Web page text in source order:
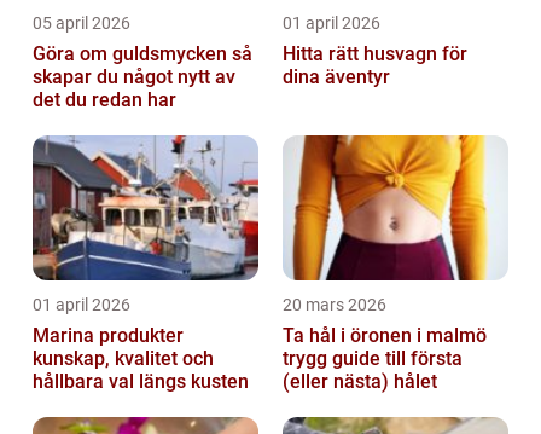
05 april 2026
Göra om guldsmycken så
skapar du något nytt av
det du redan har
01 april 2026
Hitta rätt husvagn för
dina äventyr
01 april 2026
Marina produkter
kunskap, kvalitet och
hållbara val längs kusten
20 mars 2026
Ta hål i öronen i malmö
trygg guide till första
(eller nästa) hålet